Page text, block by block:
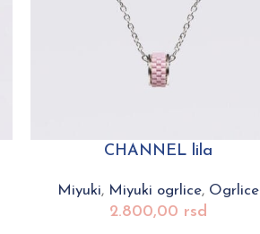
CHANNEL lila
Miyuki, Miyuki ogrlice, Ogrlice
2.800,00 rsd